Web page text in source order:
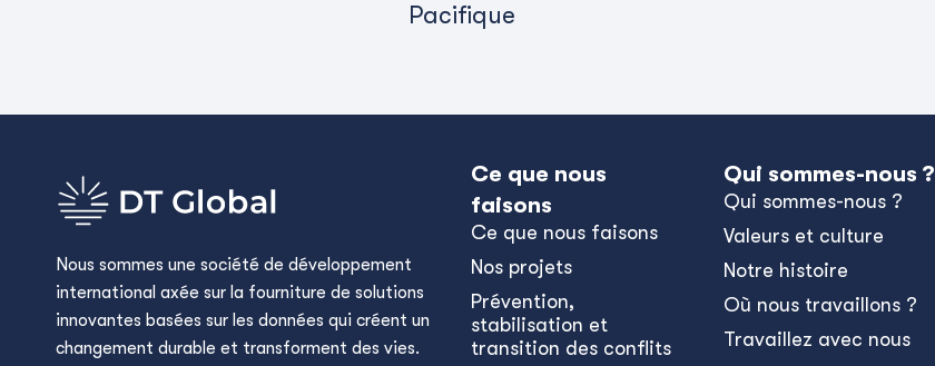
Pacifique
Nous sommes une société de développement
international axée sur la fourniture de solutions
innovantes basées sur les données qui créent un
changement durable et transforment des vies.
Ce que nous
faisons
Ce que nous faisons
Nos projets
Prévention,
stabilisation et
transition des conflits
Qui sommes-nous ?
Qui sommes-nous ?
Valeurs et culture
Notre histoire
Où nous travaillons ?
Travaillez avec nous